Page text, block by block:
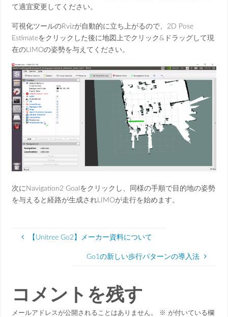
て適宜変更してください。
可視化ツールのRvizが自動的に立ち上がるので、2D Pose
Estimateをクリックした後に地図上でクリック&ドラッグして現
在のLIMOの姿勢を与えてください。
次にNavigation2 Goalをクリックし、同様の手順で目的地の姿勢
を与えると経路が生成されLIMOが走行を始めます。
【Unitree Go2】メーカー資料について
Go1の新しい歩行パターンの導入法
コメントを残す
メールアドレスが公開されることはありません。 ※ が付いている欄